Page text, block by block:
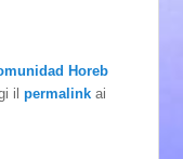
Horeb
ilpermalink ai